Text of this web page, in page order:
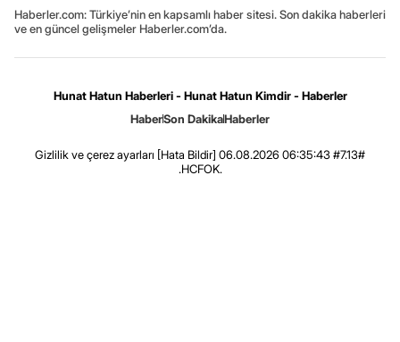
Haberler.com: Türkiye’nin en kapsamlı haber sitesi. Son dakika haberleri
ve en güncel gelişmeler Haberler.com’da.
Hunat Hatun Haberleri - Hunat Hatun Kimdir - Haberler
HaberSon DakikaHaberler
Gizlilik ve çerez ayarları [Hata Bildir] 06.08.2026 06:35:43 #7.13#
.HCFOK.